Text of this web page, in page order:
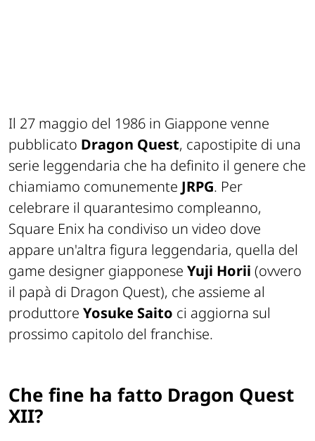
Il 27 maggio del 1986 in Giappone venne
pubblicato Dragon Quest, capostipite di una
serie leggendaria che ha definito il genere che
chiamiamo comunemente JRPG. Per
celebrare il quarantesimo compleanno,
Square Enix ha condiviso un video dove
appare un'altra figura leggendaria, quella del
game designer giapponese Yuji Horii (ovvero
il papà di Dragon Quest), che assieme al
produttore Yosuke Saito ci aggiorna sul
prossimo capitolo del franchise.
Che fine ha fatto Dragon Quest
XII?